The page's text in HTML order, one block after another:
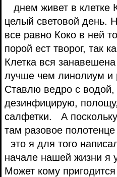
днем живет в клетке
целый световой день.
все равно Коко в ней
порой ест творог, так
Клетка вся
лучше чем линолиум и
Ставлю ведро с водой,
дезинфицирую,
салфетки. А
там разовое
это я для того
начале нашей жизни я
Может кому